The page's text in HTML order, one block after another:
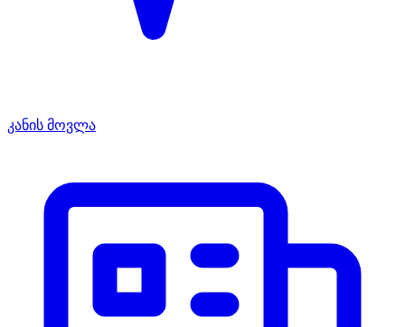
კანის მოვლა